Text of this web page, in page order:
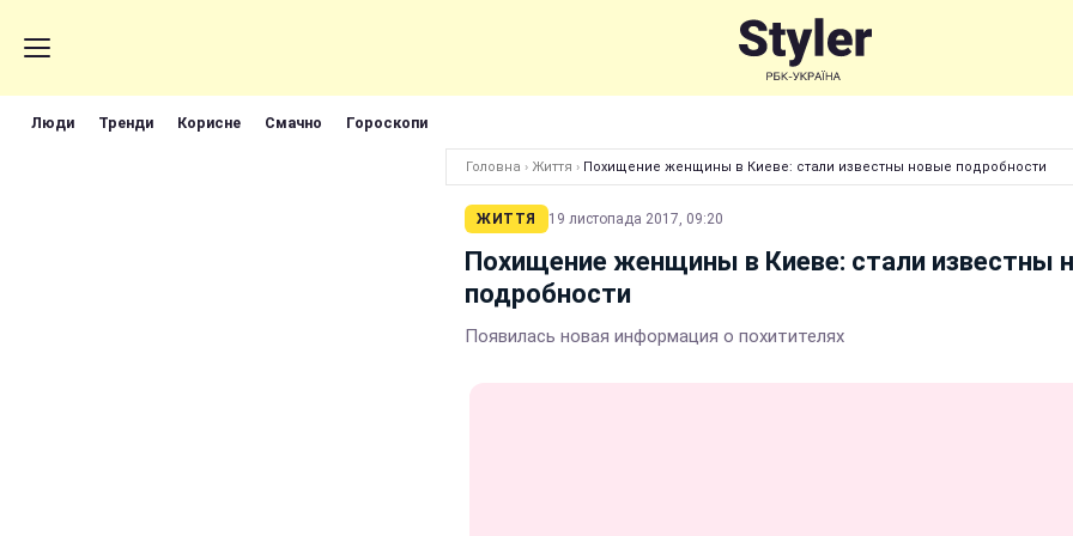
Люди Тренди Корисне Смачно Гороскопи
Головна › Життя › Похищение женщины в Киеве: стали известны новые подробности
ЖИТТЯ 19 листопада 2017, 09:20
Похищение женщины в Киеве: стали известны
подробности
Появилась новая информация о похитителях